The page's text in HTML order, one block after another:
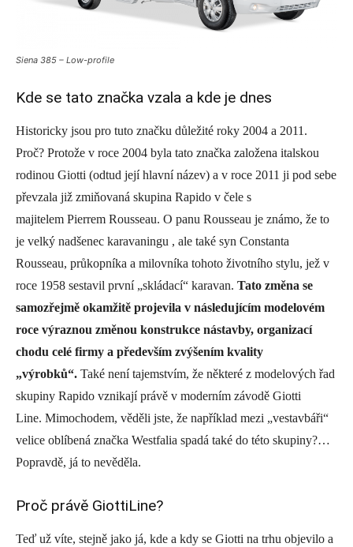
Siena 385 – Low-profile
Kde se tato značka vzala a kde je dnes
Historicky jsou pro tuto značku důležité roky 2004 a 2011.
Proč? Protože v roce 2004 byla tato značka založena italskou
rodinou Giotti (odtud její hlavní název) a v roce 2011 ji pod sebe
převzala již zmiňovaná skupina Rapido v čele s
majitelem Pierrem Rousseau. O panu Rousseau je známo, že to
je velký nadšenec karavaningu , ale také syn Constanta
Rousseau, průkopníka a milovníka tohoto životního stylu, jež v
roce 1958 sestavil první „skládací“ karavan. Tato změna se
samozřejmě okamžitě projevila v následujícím modelovém
roce výraznou změnou konstrukce nástavby, organizací
chodu celé firmy a především zvýšením kvality
„výrobků“. Také není tajemstvím, že některé z modelových řad
skupiny Rapido vznikají právě v moderním závodě Giotti
Line. Mimochodem, věděli jste, že například mezi „vestavbáři“
velice oblíbená značka Westfalia spadá také do této skupiny?…
Popravdě, já to nevěděla.
Proč právě GiottiLine?
Teď už víte, stejně jako já, kde a kdy se Giotti na trhu objevilo a